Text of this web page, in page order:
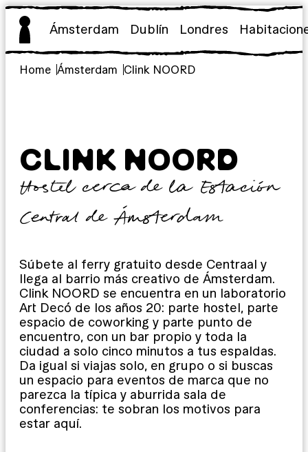
Saltar
contenido
Ámsterdam Dublín Londres
Home Ámsterdam Clink NOORD
CLINK NOORD
Hostel cerca de la Estación
Central de Ámsterdam
Súbete al ferry gratuito desde Centraal y
llega al barrio más creativo de Ámsterdam.
Clink NOORD se encuentra en un laboratorio
Art Decó de los años 20: parte hostel, parte
espacio de coworking y parte punto de
encuentro, con un bar propio y toda la
ciudad a solo cinco minutos a tus espaldas.
Da igual si viajas solo, en grupo o si buscas
un espacio para eventos de marca que no
parezca la típica y aburrida sala de
conferencias: te sobran los motivos para
estar aquí.